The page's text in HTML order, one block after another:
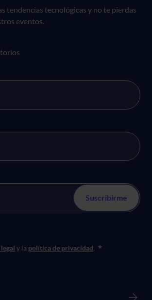
tendencias tecnológicas y no te pierdas
eventos.
y la política de privacidad. *
Pie de página